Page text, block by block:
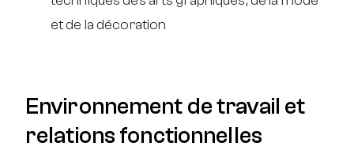
et de la décoration
Environnement de travail et
relations fonctionnelles